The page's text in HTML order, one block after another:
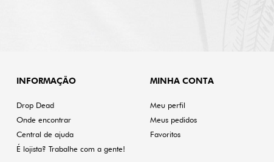
INFORMAÇÃO
Drop Dead
Onde encontrar
Central de ajuda
É lojista? Trabalhe com a gente!
MINHA CONTA
Meu perfil
Meus pedidos
Favoritos